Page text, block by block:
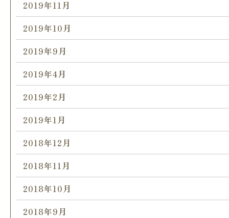
2019年11月
2019年10月
2019年9月
2019年4月
2019年2月
2019年1月
2018年12月
2018年11月
2018年10月
2018年9月